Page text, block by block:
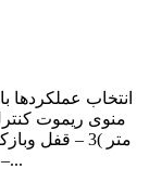
سنسور از مداردزدگیر بوسیله ریموت کنترل5 –...